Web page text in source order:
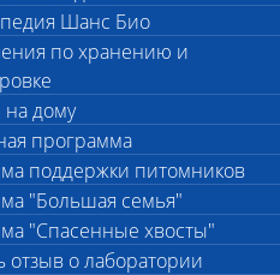
Шанс Био
по хранению и
дому
программа
поддержки питомников
"Большая семья"
"Спасенные хвосты"
отзыв о лаборатории
в контейнере
Эппендорфа
эпителием с внутренней
слизистой оболочки щеки)
материал в 10% растворе
с одной локации.
Эппендорфа (с физрастворм